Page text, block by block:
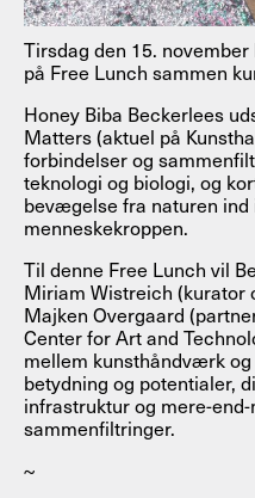
Tirsdag den 15.
på Free Lunch sammen
Honey Biba Beckerlees
Matters (aktuel på
forbindelser og
teknologi og biologi, og
bevægelse fra naturen
menneskekroppen.
Til denne Free Lunch vil
Miriam Wistreich (kurator
Majken Overgaard
Center for Art and
mellem kunsthåndværk
betydning og potentialer,
infrastruktur og mere-
sammenfiltringer.
~